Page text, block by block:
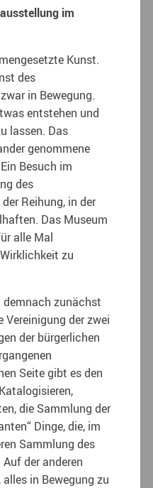
im
Kunst.
des
in Bewegung.
entstehen und
lassen. Das
genommene
Besuch im
des
Reihung, in der
Das Museum
alle Mal
zu
demnach zunächst
Vereinigung der zwei
der bürgerlichen
Seite gibt es den
die Sammlung der
Dinge, die, im
Sammlung des
der anderen
in Bewegung zu